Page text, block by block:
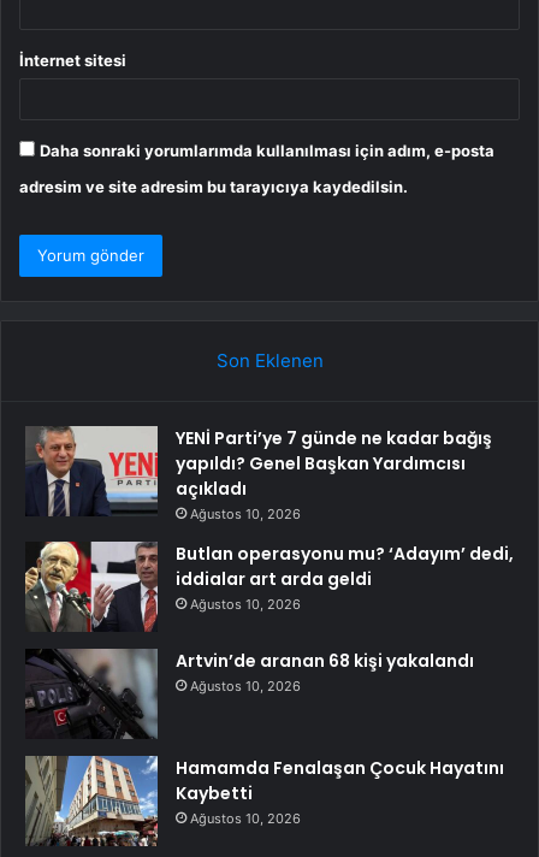
İnternet sitesi
Daha sonraki yorumlarımda kullanılması için adım, e-posta
adresim ve site adresim bu tarayıcıya kaydedilsin.
Son Eklenen
YENİ Parti’ye 7 günde ne kadar bağış
yapıldı? Genel Başkan Yardımcısı
açıkladı
Ağustos 10, 2026
Butlan operasyonu mu? ‘Adayım’ dedi,
iddialar art arda geldi
Ağustos 10, 2026
Artvin’de aranan 68 kişi yakalandı
Ağustos 10, 2026
Hamamda Fenalaşan Çocuk Hayatını
Kaybetti
Ağustos 10, 2026